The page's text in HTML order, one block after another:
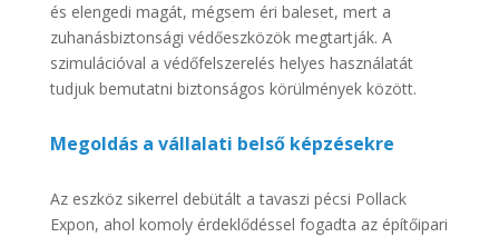
és elengedi magát, mégsem éri baleset, mert a
zuhanásbiztonsági védőeszközök megtartják. A
szimulációval a védőfelszerelés helyes használatát
tudjuk bemutatni biztonságos körülmények között.
Megoldás a vállalati belső képzésekre
Az eszköz sikerrel debütált a tavaszi pécsi Pollack
Expon, ahol komoly érdeklődéssel fogadta az építőipari